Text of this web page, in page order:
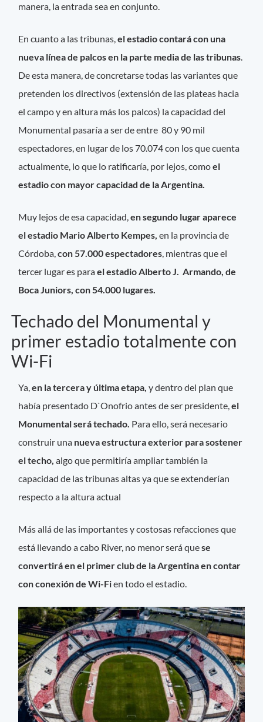
manera, la entrada sea en conjunto.
En cuanto a las tribunas,el estadio contará con una
nueva línea de palcos en la parte media de las tribunas.
De esta manera, de concretarse todas las variantes que
pretenden los directivos (extensión de las plateas hacia
el campo y en altura más los palcos) la capacidad del
Monumental pasaría a ser de entre 80 y 90 mil
espectadores, en lugar de los 70.074 con los que cuenta
actualmente, lo que lo ratificaría, por lejos, comoel
estadio con mayor capacidad de la Argentina.
Muy lejos de esa capacidad,en segundo lugar aparece
el estadio Mario Alberto Kempes, en la provincia de
Córdoba,con 57.000 espectadores, mientras que el
tercer lugar es parael estadio Alberto J. Armando, de
Boca Juniors, con 54.000 lugares.
Techado del Monumental y
primer estadio totalmente con
Wi-Fi
Ya, en la tercera y última etapa, y dentro del plan que
había presentado D`Onofrio antes de ser presidente, el
Monumental será techado. Para ello, será necesario
construir una nueva estructura exterior para sostener
el techo, algo que permitiría ampliar también la
capacidad de las tribunas altas ya que se extenderían
respecto a la altura actual
Más allá de las importantes y costosas refacciones que
está llevando a cabo River, no menor será quese
convertirá en el primer club de la Argentina en contar
con conexión de Wi-Fien todo el estadio.